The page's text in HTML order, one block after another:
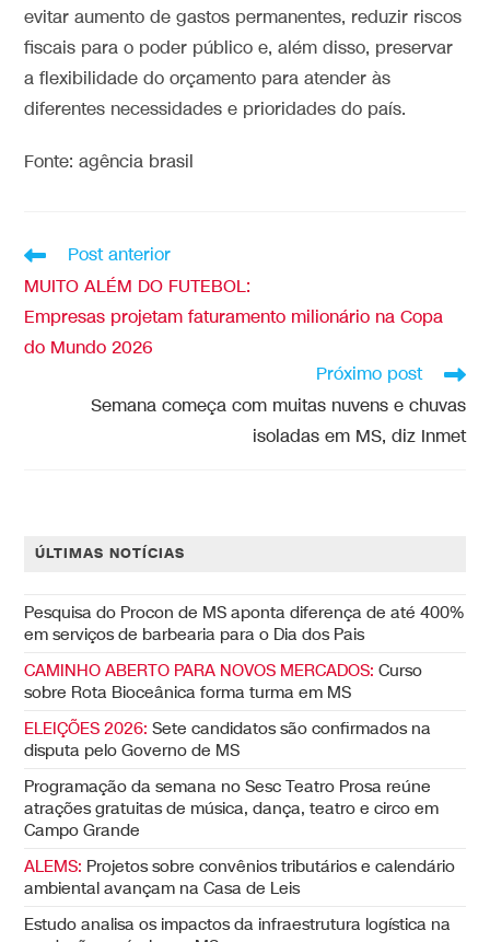
evitar aumento de gastos permanentes, reduzir riscos
fiscais para o poder público e, além disso, preservar
a flexibilidade do orçamento para atender às
diferentes necessidades e prioridades do país.
Fonte: agência brasil
Post anterior
MUITO ALÉM DO FUTEBOL:
Empresas projetam faturamento milionário na Copa
do Mundo 2026
Próximo post
Semana começa com muitas nuvens e chuvas
isoladas em MS, diz Inmet
ÚLTIMAS NOTÍCIAS
Pesquisa do Procon de MS aponta diferença de até 400%
em serviços de barbearia para o Dia dos Pais
CAMINHO ABERTO PARA NOVOS MERCADOS: Curso
sobre Rota Bioceânica forma turma em MS
ELEIÇÕES 2026: Sete candidatos são confirmados na
disputa pelo Governo de MS
Programação da semana no Sesc Teatro Prosa reúne
atrações gratuitas de música, dança, teatro e circo em
Campo Grande
ALEMS: Projetos sobre convênios tributários e calendário
ambiental avançam na Casa de Leis
Estudo analisa os impactos da infraestrutura logística na